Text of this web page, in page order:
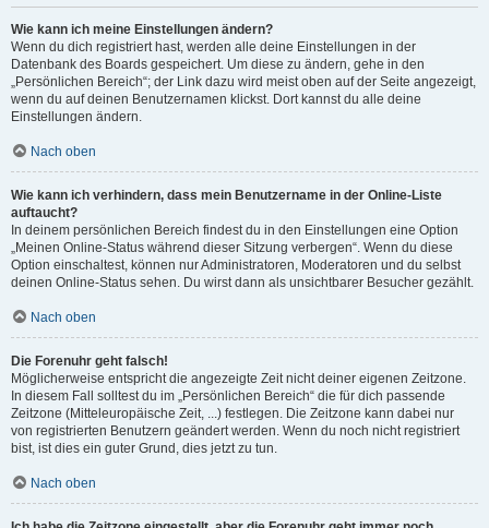
Wie kann ich meine Einstellungen ändern?
Wenn du dich registriert hast, werden alle deine Einstellungen in der
Datenbank des Boards gespeichert. Um diese zu ändern, gehe in den
„Persönlichen Bereich“; der Link dazu wird meist oben auf der Seite angezeigt,
wenn du auf deinen Benutzernamen klickst. Dort kannst du alle deine
Einstellungen ändern.
Nach oben
Wie kann ich verhindern, dass mein Benutzername in der Online-Liste
auftaucht?
In deinem persönlichen Bereich findest du in den Einstellungen eine Option
„Meinen Online-Status während dieser Sitzung verbergen“. Wenn du diese
Option einschaltest, können nur Administratoren, Moderatoren und du selbst
deinen Online-Status sehen. Du wirst dann als unsichtbarer Besucher gezählt.
Nach oben
Die Forenuhr geht falsch!
Möglicherweise entspricht die angezeigte Zeit nicht deiner eigenen Zeitzone.
In diesem Fall solltest du im „Persönlichen Bereich“ die für dich passende
Zeitzone (Mitteleuropäische Zeit, ...) festlegen. Die Zeitzone kann dabei nur
von registrierten Benutzern geändert werden. Wenn du noch nicht registriert
bist, ist dies ein guter Grund, dies jetzt zu tun.
Nach oben